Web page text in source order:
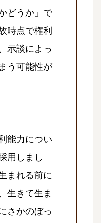
どうか」で
時点で権利
示談によっ
う可能性が
能力につい
用しまし
まれる前に
生きて生ま
さかのぼっ